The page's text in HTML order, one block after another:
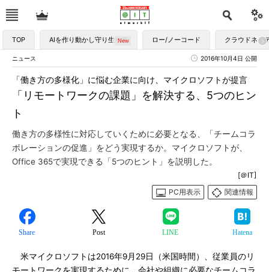
TOP AIを作り動かし守り生かす ロー/ノーコード クラウドネイ
ニュース 2016年10月4日 公開
「リモートワークの課題」を解決する、5つのヒン
ト
「働き方の多様化」に悩む企業に向け、マイクロソフトが提言
働き方の多様性に対応していくために必要となる、「チームコラ
ボレーションの促進」をどう実現するか。マイクロソフトが、
Office 365で実現できる「5つのヒント」を説明した。
[＠IT]
PC用表示
関連情報
Share Post LINE Hatena
米マイクロソフトは2016年9月29日（米国時間）、従業員のリ